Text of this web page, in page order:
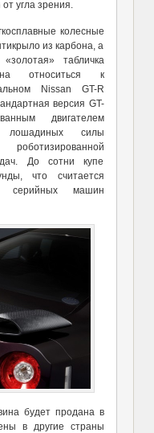
угла зрения.
колесные
из карбона, а
табличка
относиться к
Nissan GT-R
версия GT-
двигателем
лошадиных силы
До сотни купе
что считается
серийных машин
будет продана в
в другие страны